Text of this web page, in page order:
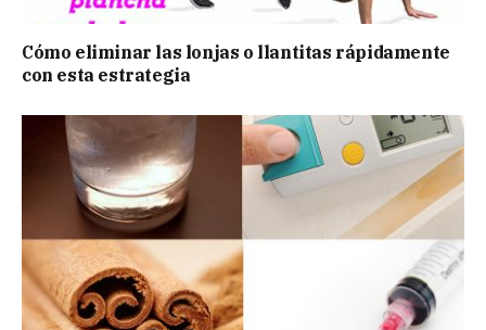
Cómo eliminar las lonjas o llantitas rápidamente
con esta estrategia